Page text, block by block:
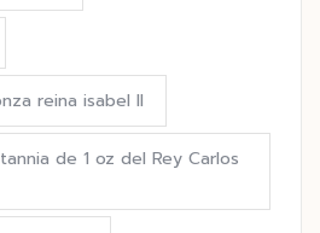
reina isabel II
de 1 oz del Rey Carlos